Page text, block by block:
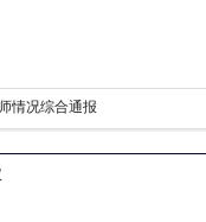
情况综合通报